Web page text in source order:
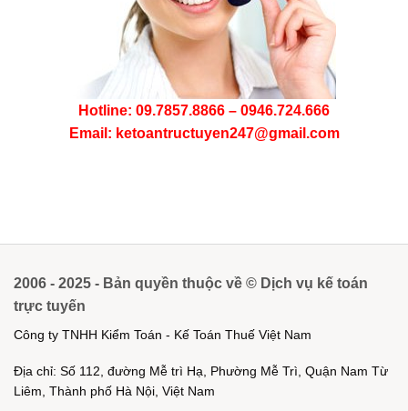
Hotline: 09.7857.8866 – 0946.724.666
Email: ketoantructuyen247@gmail.com
2006 - 2025 - Bản quyền thuộc về © Dịch vụ kế toán
trực tuyến
Công ty TNHH Kiểm Toán - Kế Toán Thuế Việt Nam
Địa chỉ: Số 112, đường Mễ trì Hạ, Phường Mễ Trì, Quận Nam Từ
Liêm, Thành phố Hà Nội, Việt Nam